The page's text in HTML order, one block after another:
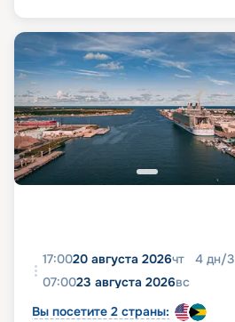
17:0020 августа 2026чт 4 дн/3
07:0023 августа 2026вс
Вы посетите 2 страны: